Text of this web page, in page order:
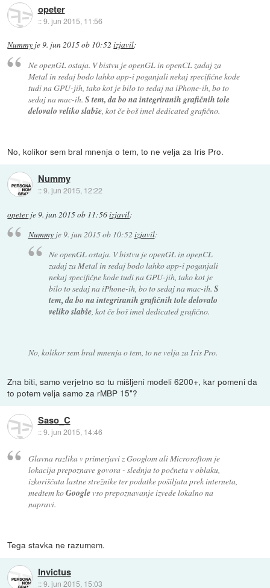
opeter
::9. jun 2015, 11:56
Nummy je9. jun 2015 ob 10:52 izjavil:
Ne openGL ostaja. V bistvu je openGL in openCL zadaj za
Metal in sedaj bodo lahko app-i poganjali nekaj specifične kode
tudi na GPU-jih, tako kot je bilo to sedaj na iPhone-ih, bo to
sedaj na mac-ih. S tem, da bo na integriranih grafičnih tole
delovalo veliko slabše, kot če boš imel dedicated grafično.
No, kolikor sem bral mnenja o tem, to ne velja za Iris Pro.
Nummy
::9. jun 2015, 12:22
opeterje9. jun 2015 ob 11:56izjavil:
Nummyje9. jun 2015 ob 10:52 izjavil:
Ne openGL ostaja. V bistvu je openGL in openCL
zadaj za Metal in sedaj bodo lahko app-i poganjali
nekaj specifične kode tudi na GPU-jih, tako kot je
bilo to sedaj na iPhone-ih, bo to sedaj na mac-ih.S
tem, da bo na integriranih grafičnih tole delovalo
veliko slabše, kot če boš imel dedicated grafično.
No, kolikor sem bral mnenja o tem, to ne velja za Iris Pro.
Zna biti, samo verjetno so tu mišljeni modeli 6200+, kar pomeni da
to potem velja samo za rMBP 15"?
Saso_C
::9. jun 2015, 14:46
Glavna razlika v primerjavi z Googlom ali Microsoftom je
lokacija prepoznave govora - slednja to počneta v oblaku,
izkoriščata lastne strežnike ter podatke pošiljata prek interneta,
medtem koGooglevso prepoznavanje izvede lokalno na
napravi.
Tega stavka ne razumem.
Invictus
::9. jun 2015, 15:03